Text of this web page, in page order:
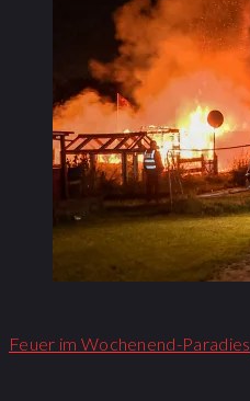
Feuer im Wochenend-Paradies